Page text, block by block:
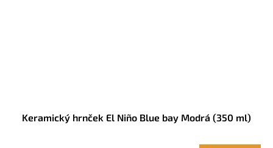
Keramický hrnček El Niño Blue bay Modrá (350 ml)